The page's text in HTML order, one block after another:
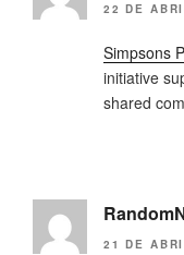
22 DE
Simpsons
initiative
shared
21 DE